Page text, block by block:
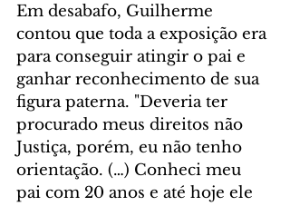
Em desabafo, Guilherme
contou que toda a exposição era
para conseguir atingir o pai e
ganhar reconhecimento de sua
figura paterna. "Deveria ter
procurado meus direitos não
Justiça, porém, eu não tenho
orientação. (…) Conheci meu
pai com 20 anos e até hoje ele